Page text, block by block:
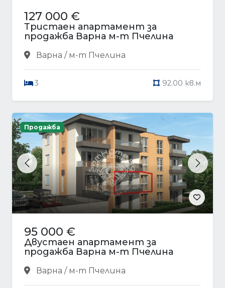
127 000 €
Тристаен апартамент за
продажба Варна м-т Пчелина
Варна / м-т Пчелина
3 92.00 кв.м
Previous Next
Продажба
95 000 €
Двустаен апартамент за
продажба Варна м-т Пчелина
Варна / м-т Пчелина